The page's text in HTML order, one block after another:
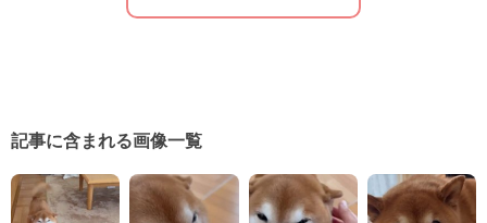
記事に含まれる画像一覧